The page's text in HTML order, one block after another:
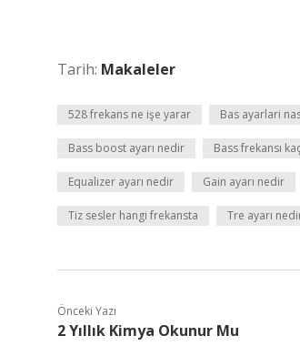
Tarih: Makaleler
528 frekans ne işe yarar Bas ayarlari
Bass boost ayarı nedir Bass frekansı
Equalizer ayarı nedir Gain ayarı nedir
Tiz sesler hangi frekansta Tre ayarı
Önceki Yazı
2 Yıllık Kimya Okunur Mu